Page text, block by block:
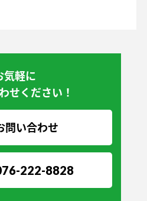
気軽に
せください！
問い合わせ
222-8828